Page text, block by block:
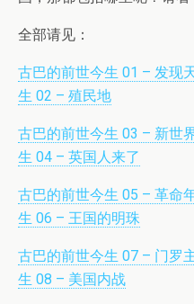
全部请见：
古巴的前世今生 01 – 发现
生 02 – 殖民地
古巴的前世今生 03 – 新世
生 04 – 英国人来了
古巴的前世今生 05 – 革命
生 06 – 王国的明珠
古巴的前世今生 07 – 门罗
生 08 – 美国内战